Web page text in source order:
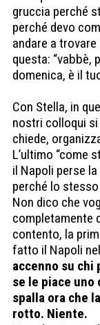
gruccia perché
perché devo
andare a
questa: “vabbè,
domenica, è il
Con Stella, in
nostri colloqui
chiede,
L’ultimo “come
il Napoli perse
perché lo
Non dico che
completamente
contento, la
fatto il Napoli
accenno su chi
se le piace uno
spalla ora che
rotto. Niente.